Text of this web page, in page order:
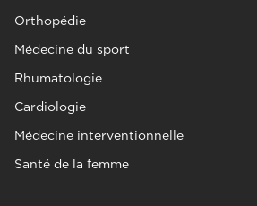
Orthopédie
Médecine du sport
Rhumatologie
Cardiologie
Médecine interventionnelle
Santé de la femme